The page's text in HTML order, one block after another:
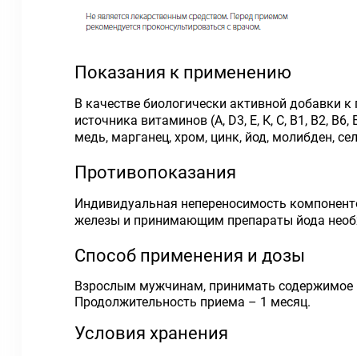
Показания к применению
В качестве биологически активной добавки
источника витаминов (А, D3, Е, К, С, В1, В2,
медь, марганец, хром, цинк, йод, молибден,
Противопоказания
Индивидуальная непереносимость
железы и принимающим препараты йода
Способ применения и дозы
Взрослым мужчинам, принимать содержимое
Продолжительность приема – 1 месяц.
Условия хранения